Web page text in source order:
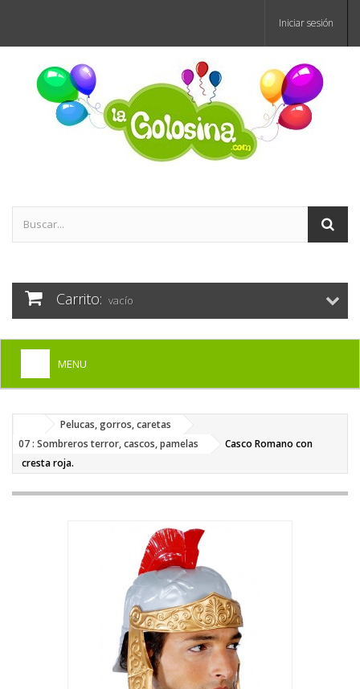
Iniciar sesión
Carrito: vacío
MENU
DISFRACES PARA ADULTOS
+
DISFRACES INFANTILES
+
COMPLEMENTOS
PELUCAS, GORROS, CARETAS
Pelucas, gorros, caretas
07 : Sombreros terror, cascos, pamelas
Casco Romano con
cresta roja.